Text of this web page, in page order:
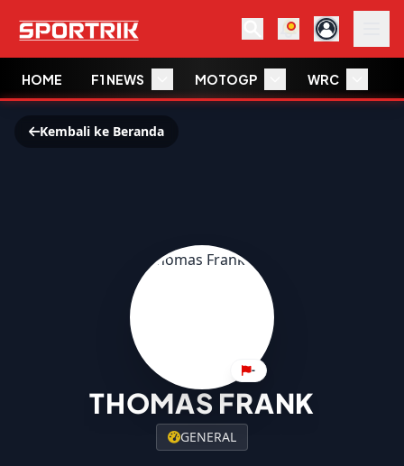
HOME F1 NEWS MOTOGP WRC
Kembali ke Beranda
-
THOMAS FRANK
GENERAL